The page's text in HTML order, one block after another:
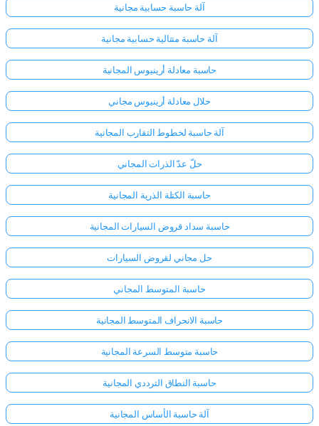
آلة حاسبة حسابية مجانية
آلة حاسبة متتالية حسابية مجانية
حاسبة معادلة أرينيوس المجانية
حلال معادلة أرينيوس مجاني
آلة حاسبة لخطوط التقارب المجانية
حلّ عدّ الذرات المجاني
حاسبة الكتلة الذرية المجانية
حاسبة سداد قروض السيارات المجانية
حل مجاني لقروض السيارات
حاسبة المتوسط المجاني
حاسبة الانحراف المتوسط المجانية
حاسبة متوسط السرعة المجانية
حاسبة النطاق الترددي المجانية
آلة حاسبة الأساس المجانية